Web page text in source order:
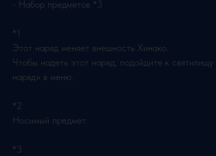
- Набор предметов *3
*1
Этот наряд меняет внешность Хинако.
Чтобы надеть этот наряд, подойдите к
наряд» в меню.
*2
Носимый предмет.
*3